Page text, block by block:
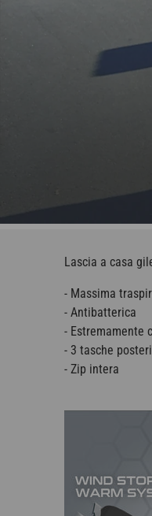
Lascia a casa
- Massima
- Antibatterica
- Estremamente
- 3 tasche
- Zip intera